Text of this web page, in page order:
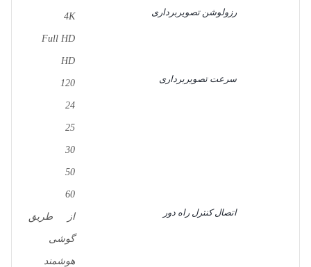
رزولوشن تصویربرداری
4K
Full HD
HD
سرعت تصویربرداری
120
24
25
30
50
60
اتصال کنترل راه دور
از طریق
گوشی
هوشمند